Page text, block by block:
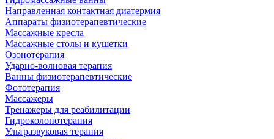
Направленная контактная диатермия
Аппараты физиотерапевтические
Массажные кресла
Массажные столы и кушетки
Озонотерапия
Ударно-волновая терапия
Ванны физиотерапевтические
Фототерапия
Массажеры
Тренажеры для реабилитации
Гидроколонотерапия
Ультразвуковая терапия